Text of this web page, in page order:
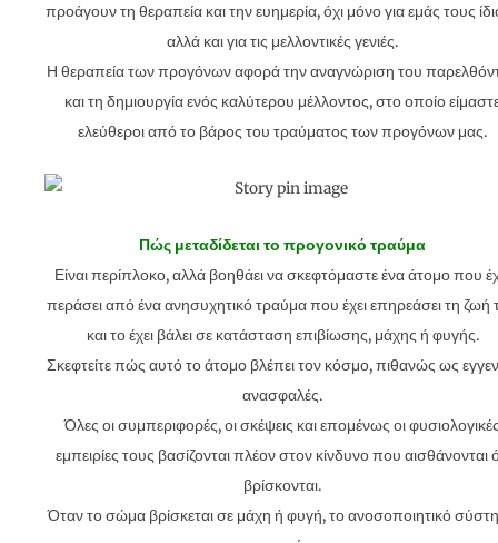
προάγουν τη θεραπεία και την ευημερία, όχι μόνο για εμάς τους
αλλά και για τις μελλοντικές γενιές.
Η θεραπεία των προγόνων αφορά την αναγνώριση του
και τη δημιουργία ενός καλύτερου μέλλοντος, στο οποίο
ελεύθεροι από το βάρος του τραύματος των προγόνων μας.
Πώς μεταδίδεται το προγονικό τραύμα
Είναι περίπλοκο, αλλά βοηθάει να σκεφτόμαστε ένα άτομο που
περάσει από ένα ανησυχητικό τραύμα που έχει επηρεάσει τη ζωή
και το έχει βάλει σε κατάσταση επιβίωσης, μάχης ή φυγής.
Σκεφτείτε πώς αυτό το άτομο βλέπει τον κόσμο, πιθανώς ως
ανασφαλές.
Όλες οι συμπεριφορές, οι σκέψεις και επομένως οι
εμπειρίες τους βασίζονται πλέον στον κίνδυνο που αισθάνονται
βρίσκονται.
Όταν το σώμα βρίσκεται σε μάχη ή φυγή, το ανοσοποιητικό